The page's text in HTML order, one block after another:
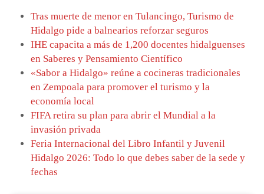
Tras muerte de menor en Tulancingo, Turismo de
Hidalgo pide a balnearios reforzar seguros
IHE capacita a más de 1,200 docentes hidalguenses
en Saberes y Pensamiento Científico
«Sabor a Hidalgo» reúne a cocineras tradicionales
en Zempoala para promover el turismo y la
economía local
FIFA retira su plan para abrir el Mundial a la
invasión privada
Feria Internacional del Libro Infantil y Juvenil
Hidalgo 2026: Todo lo que debes saber de la sede y
fechas